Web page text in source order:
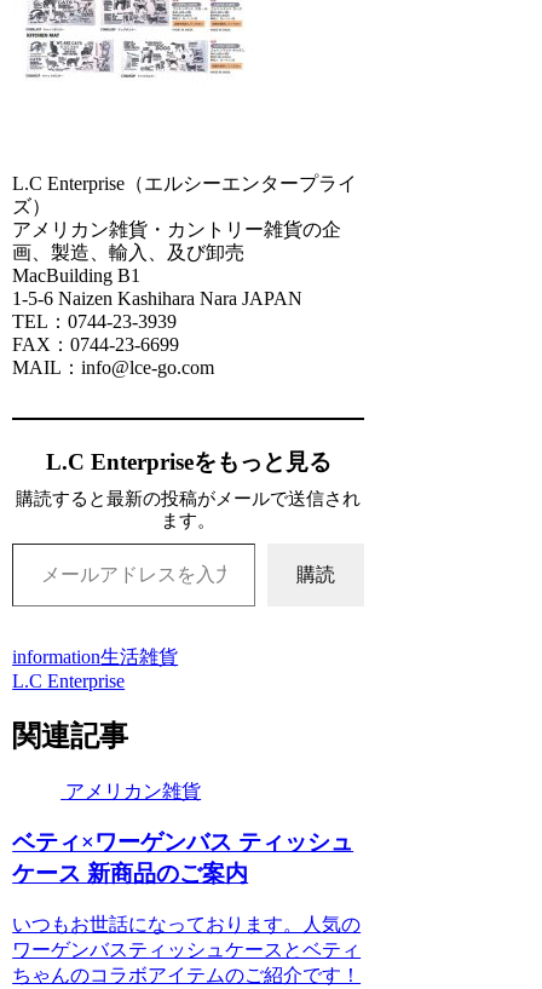
L.C Enterprise（エルシーエンタープライ
ズ）
アメリカン雑貨・カントリー雑貨の企
画、製造、輸入、及び卸売
MacBuilding B1
1-5-6 Naizen Kashihara Nara JAPAN
TEL：0744-23-3939
FAX：0744-23-6699
MAIL：info@lce-go.com
L.C Enterpriseをもっと見る
購読すると最新の投稿がメールで送信され
ます。
メールアドレスを入力...
購読
information生活雑貨
L.C Enterprise
関連記事
アメリカン雑貨
ベティ×ワーゲンバス ティッシュ
ケース 新商品のご案内
いつもお世話になっております。人気の
ワーゲンバスティッシュケースとベティ
ちゃんのコラボアイテムのご紹介です！